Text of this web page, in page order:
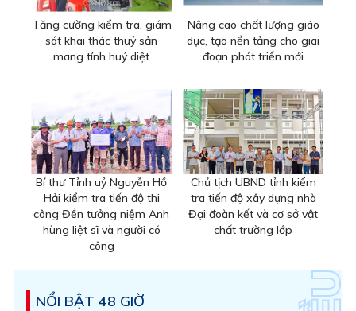
Tăng cường kiểm tra, giám
sát khai thác thuỷ sản
mang tính huỷ diệt
Nâng cao chất lượng giáo
dục, tạo nền tảng cho giai
đoạn phát triển mới
Bí thư Tỉnh uỷ Nguyễn Hồ
Hải kiểm tra tiến độ thi
công Đền tưởng niệm Anh
hùng liệt sĩ và người có
công
Chủ tịch UBND tỉnh kiểm
tra tiến độ xây dựng nhà
Đại đoàn kết và cơ sở vật
chất trường lớp
NỔI BẬT 48 GIỜ